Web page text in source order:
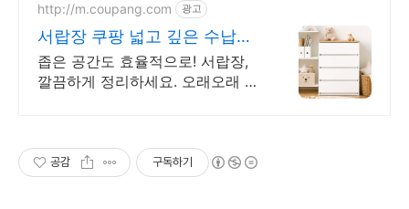
http://m.coupang.com 광고
서랍장 쿠팡 넓고 깊은 수납공
간
좁은 공간도 효율적으로! 서랍장,
깔끔하게 정리하세요. 오래오래 사
공감 구독하기